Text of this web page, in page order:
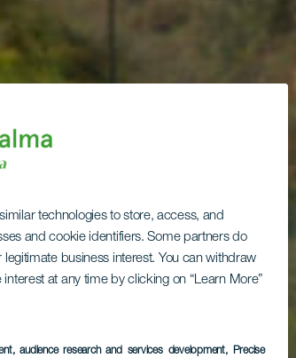
technologies to store, access, and
and cookie identifiers. Some partners do
business interest. You can withdraw
at any time by clicking on “Learn More”
audience research and services development, Precise